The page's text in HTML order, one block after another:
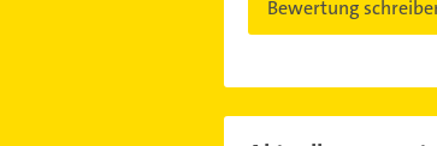
Bewertung